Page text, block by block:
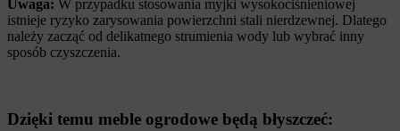
Uwaga: W przypadku stosowania myjki wysokociśnieniowej
istnieje ryzyko zarysowania powierzchni stali nierdzewnej. Dlatego
należy zacząć od delikatnego strumienia wody lub wybrać inny
sposób czyszczenia.
Dzięki temu meble ogrodowe będą błyszczeć: